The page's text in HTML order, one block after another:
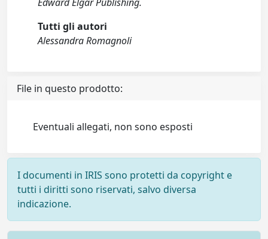
Tutti gli autori
Alessandra Romagnoli
File in questo prodotto:
Eventuali allegati, non sono esposti
I documenti in IRIS sono protetti da copyright e
tutti i diritti sono riservati, salvo diversa
indicazione.